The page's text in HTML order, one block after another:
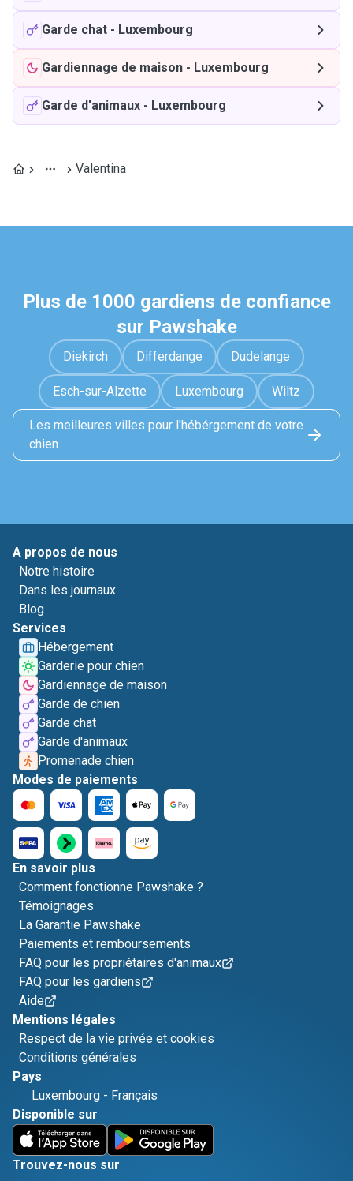
Garde chat - Luxembourg
Gardiennage de maison - Luxembourg
Garde d'animaux - Luxembourg
Valentina
Plus de 1000 gardiens de confiance
sur Pawshake
Diekirch Differdange Dudelange
Esch-sur-Alzette Luxembourg Wiltz
Les meilleures villes pour l'hébérgement de votre
chien
A propos de nous
Notre histoire
Dans les journaux
Blog
Services
Hébergement
Garderie pour chien
Gardiennage de maison
Garde de chien
Garde chat
Garde d'animaux
Promenade chien
Modes de paiements
En savoir plus
Comment fonctionne Pawshake ?
Témoignages
La Garantie Pawshake
Paiements et remboursements
FAQ pour les propriétaires d'animaux
FAQ pour les gardiens
Aide
Mentions légales
Respect de la vie privée et cookies
Conditions générales
Pays
Luxembourg - Français
Disponible sur
Trouvez-nous sur